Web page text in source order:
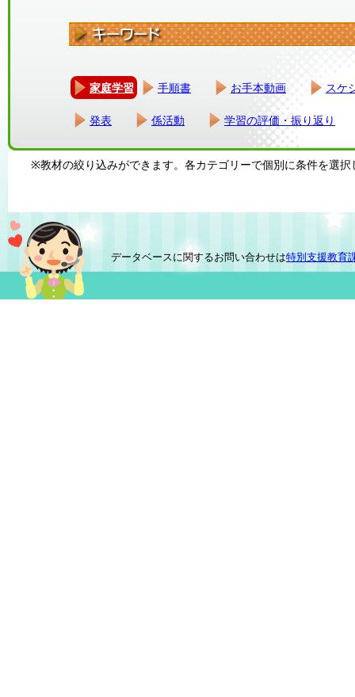
家庭学習 手順書 お手本動画 スケ
発表 係活動 学習の評価・振り返り
※教材の絞り込みができます。各カテゴリーで個別に条件を選択
データベースに関するお問い合わせは特別支援教育